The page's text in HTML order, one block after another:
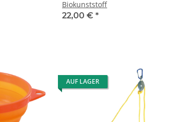
Biokunststoff
22,00 € *
AUF LAGER